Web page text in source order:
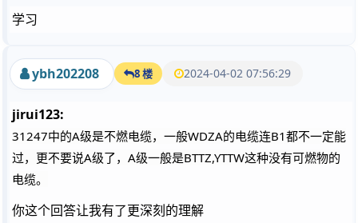
学习
ybh202208 8 楼 2024-04-02 07:56:29
jirui123:
31247中的A级是不燃电缆，一般WDZA的电缆连B1都不一定能
过，更不要说A级了，A级一般是BTTZ,YTTW这种没有可燃物的
电缆。
你这个回答让我有了更深刻的理解